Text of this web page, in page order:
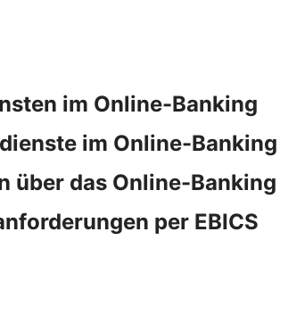
im Online-Banking
im Online-Banking
über das Online-Banking
per EBICS